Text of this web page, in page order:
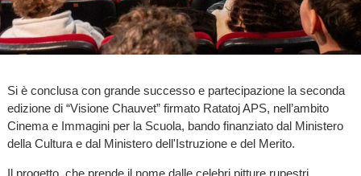
Si è conclusa con grande successo e partecipazione la seconda
edizione di “Visione Chauvet” firmato Ratatoj APS, nell’ambito
Cinema e Immagini per la Scuola, bando finanziato dal Ministero
della Cultura e dal Ministero dell'Istruzione e del Merito.
Il progetto, che prende il nome dalle celebri pitture rupestri